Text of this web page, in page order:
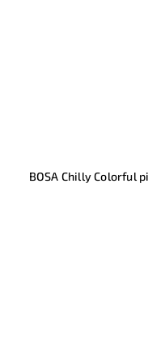
BOSA Chilly Colorful